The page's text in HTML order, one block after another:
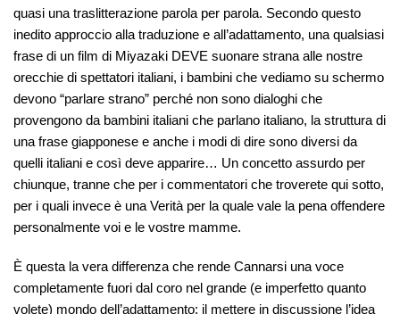
quasi una traslitterazione parola per parola. Secondo questo
inedito approccio alla traduzione e all’adattamento, una qualsiasi
frase di un film di Miyazaki DEVE suonare strana alle nostre
orecchie di spettatori italiani, i bambini che vediamo su schermo
devono “parlare strano” perché non sono dialoghi che
provengono da bambini italiani che parlano italiano, la struttura di
una frase giapponese e anche i modi di dire sono diversi da
quelli italiani e così deve apparire… Un concetto assurdo per
chiunque, tranne che per i commentatori che troverete qui sotto,
per i quali invece è una Verità per la quale vale la pena offendere
personalmente voi e le vostre mamme.
È questa la vera differenza che rende Cannarsi una voce
completamente fuori dal coro nel grande (e imperfetto quanto
volete) mondo dell’adattamento: il mettere in discussione l’idea